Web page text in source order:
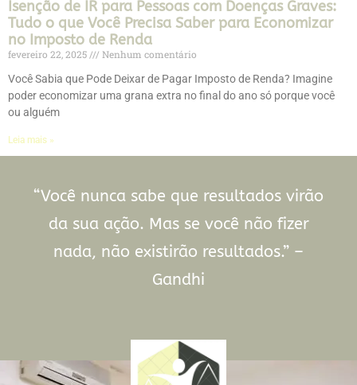
Isenção de IR para Pessoas com Doenças Graves:
Tudo o que Você Precisa Saber para Economizar
no Imposto de Renda
fevereiro 22, 2025
Nenhum comentário
Você Sabia que Pode Deixar de Pagar Imposto de Renda? Imagine
poder economizar uma grana extra no final do ano só porque você
ou alguém
Leia mais »
“Você nunca sabe que resultados virão
da sua ação. Mas se você não fizer
nada, não existirão resultados.” –
Gandhi